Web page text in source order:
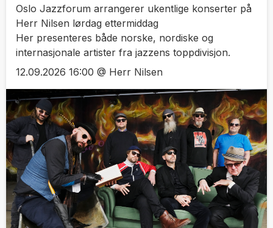
Oslo Jazzforum arrangerer ukentlige konserter på
Herr Nilsen lørdag ettermiddag
Her presenteres både norske, nordiske og
internasjonale artister fra jazzens toppdivisjon.
12.09.2026 16:00 @ Herr Nilsen